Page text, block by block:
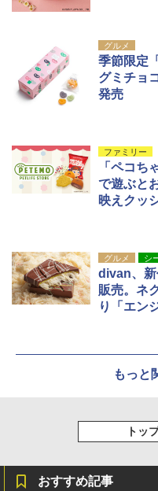
グルメ
季節限定
グミチョ
発売
ファミリー
「ペコち
で遊ぶと
映えクッ
グルメ シ
divan、新
販売。ネ
り「エン
もっと
トッ
おすすめ記事